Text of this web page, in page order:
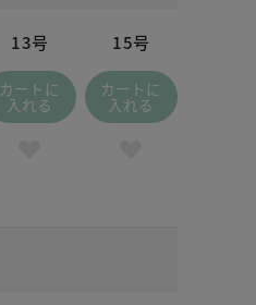
13号
カートに
入れる
15号
カートに
入れる